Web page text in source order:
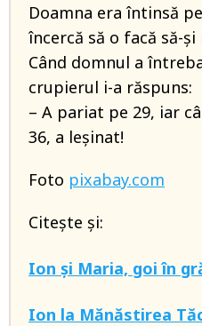
Doamna era întinsă
încercă să o facă să-și
Când domnul a
crupierul i-a răspuns:
– A pariat pe 29, iar
36, a leșinat!
Foto pixabay.com
Citește și:
Ion și Maria, goi în
Ion la Mănăstirea